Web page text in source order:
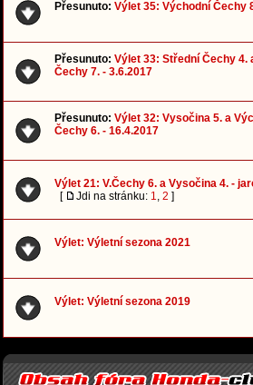
Přesunuto: Výlet 35: Východní Čechy
Přesunuto: Výlet 33: Střední Čechy 4.
Čechy 7. - 3.6.2017
Přesunuto: Výlet 32: Vysočina 5. a
Čechy 6. - 16.4.2017
Výlet 21: V.Čechy 6. a Vysočina 4. -
[
Jdi na stránku: 1, 2 ]
Výlet: Výletní sezona 2021
Výlet: Výletní sezona 2019